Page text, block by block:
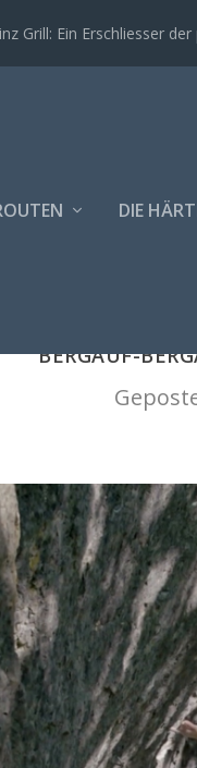
Grill: Ein Erschliesser
DIE
BERGAUF-